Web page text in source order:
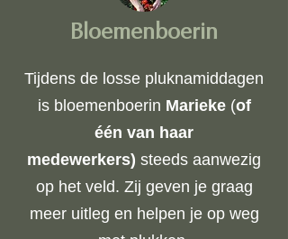
Bloemenboerin
Tijdens de losse pluknamiddagen
is bloemenboerin Marieke(of
één van haar
medewerkers) steeds aanwezig
op het veld. Zij geven je graag
meer uitleg en helpen je op weg